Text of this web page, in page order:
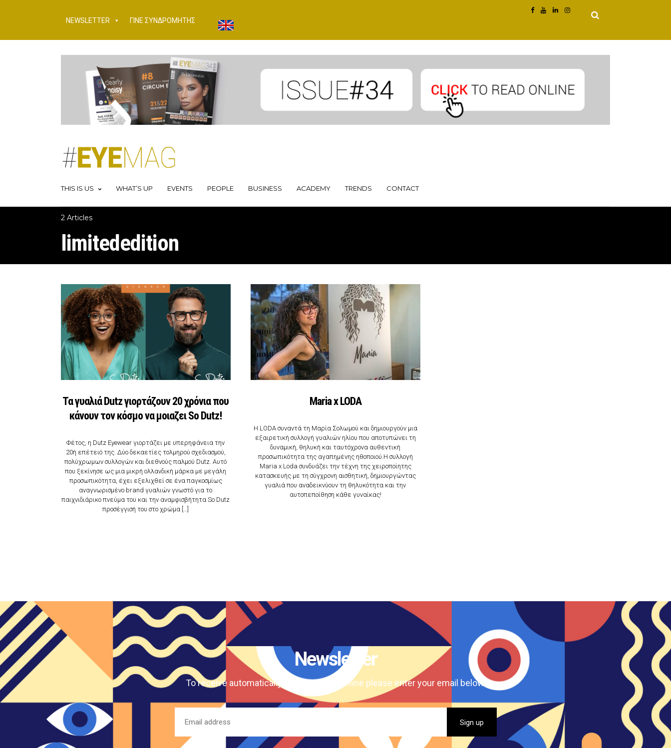
NEWSLETTER ΓΙΝΕ ΣΥΝΔΡΟΜΗΤΗΣ
THIS IS US WHAT’S UP EVENTS PEOPLE BUSINESS ACADEMY TRENDS CONTACT
2 Articles
limitededition
Τα γυαλιά Dutz γιορτάζουν 20 χρόνια που
κάνουν τον κόσμο να μοιαζει So Dutz!
Φέτος, η Dutz Eyewear γιορτάζει με υπερηφάνεια την
20ή επέτειό της. Δύο δεκαετίες τολμηρού σχεδιασμού,
πολύχρωμων συλλογών και διεθνούς παλμού Dutz. Αυτό
που ξεκίνησε ως μια μικρή ολλανδική μάρκα με μεγάλη
προσωπικότητα, έχει εξελιχθεί σε ένα παγκοσμίως
αναγνωρισμένο brand γυαλιών γνωστό για το
παιχνιδιάρικο πνεύμα του και την αναμφισβήτητα So Dutz
προσέγγισή του στο χρώμα […]
Maria x LODA
Η LODA συναντά τη Μαρία Σολωμού και δημιουργούν μια
εξαιρετική συλλογή γυαλιών ηλίου που αποτυπώνει τη
δυναμική, θηλυκή και ταυτόχρονα αυθεντική
προσωπικότητα της αγαπημένης ηθοποιού.Η συλλογή
Maria x Loda συνδυάζει την τέχνη της χειροποίητης
κατασκευής με τη σύγχρονη αισθητική, δημιουργώντας
γυαλιά που αναδεικνύουν τη θηλυκότητα και την
αυτοπεποίθηση κάθε γυναίκας!
Newsletter
To receive automatically our magazine online please enter your email below.